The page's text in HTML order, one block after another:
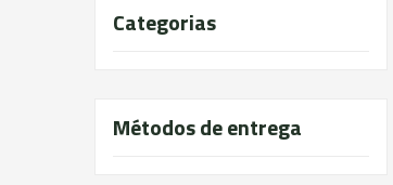
Categorias
Métodos de entrega